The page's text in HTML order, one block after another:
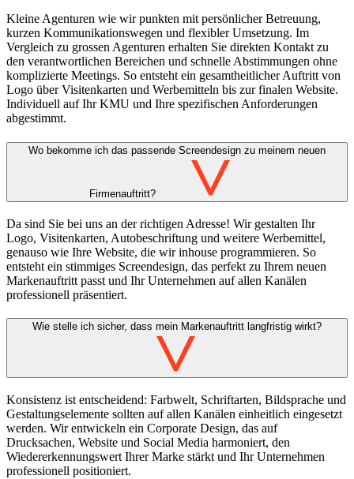
Kleine Agenturen wie wir punkten mit persönlicher Betreuung,
kurzen Kommunikationswegen und flexibler Umsetzung. Im
Vergleich zu grossen Agenturen erhalten Sie direkten Kontakt zu
den verantwortlichen Bereichen und schnelle Abstimmungen ohne
komplizierte Meetings. So entsteht ein gesamtheitlicher Auftritt von
Logo über Visitenkarten und Werbemitteln bis zur finalen Website.
Individuell auf Ihr KMU und Ihre spezifischen Anforderungen
abgestimmt.
Wo bekomme ich das passende Screendesign zu meinem neuen
Firmenauftritt? >
Da sind Sie bei uns an der richtigen Adresse! Wir gestalten Ihr
Logo, Visitenkarten, Autobeschriftung und weitere Werbemittel,
genauso wie Ihre Website, die wir inhouse programmieren. So
entsteht ein stimmiges Screendesign, das perfekt zu Ihrem neuen
Markenauftritt passt und Ihr Unternehmen auf allen Kanälen
professionell präsentiert.
Wie stelle ich sicher, dass mein Markenauftritt langfristig wirkt?
>
Konsistenz ist entscheidend: Farbwelt, Schriftarten, Bildsprache und
Gestaltungselemente sollten auf allen Kanälen einheitlich eingesetzt
werden. Wir entwickeln ein Corporate Design, das auf
Drucksachen, Website und Social Media harmoniert, den
Wiedererkennungswert Ihrer Marke stärkt und Ihr Unternehmen
professionell positioniert.